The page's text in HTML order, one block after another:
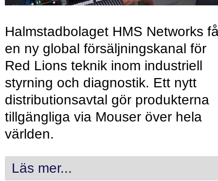
Halmstadbolaget HMS Networks
en ny global försäljningskanal för
Red Lions teknik inom industriell
styrning och diagnostik. Ett nytt
distributionsavtal gör produkterna
tillgängliga via Mouser över hela
världen.
Läs mer...